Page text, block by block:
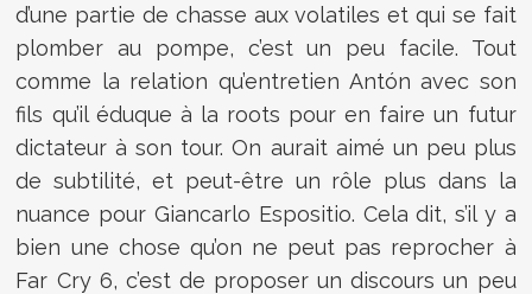
d’une partie de chasse aux volatiles et qui se fait
plomber au pompe, c’est un peu facile. Tout
comme la relation qu’entretien Antón avec son
fils qu’il éduque à la roots pour en faire un futur
dictateur à son tour. On aurait aimé un peu plus
de subtilité, et peut-être un rôle plus dans la
nuance pour Giancarlo Espositio. Cela dit, s’il y a
bien une chose qu’on ne peut pas reprocher à
Far Cry 6, c’est de proposer un discours un peu